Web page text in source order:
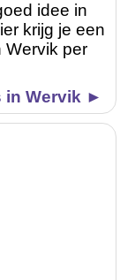
idee in
krijg je een
Wervik per
in Wervik ►